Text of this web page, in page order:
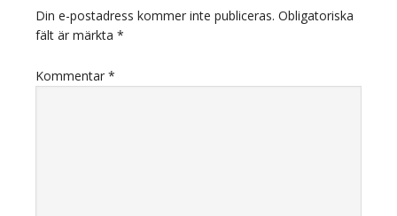
Din e-postadress kommer inte publiceras. Obligatoriska
fält är märkta *
Kommentar *